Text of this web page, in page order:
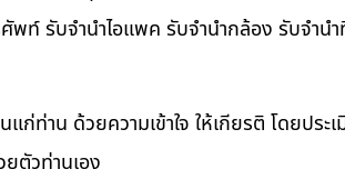
พท์ รับจำนำไอแพค รับจำนำกล้อง รับจำน
ท่าน ด้วยความเข้าใจ ให้เกียรติ โดยประ
ตัวท่านเอง